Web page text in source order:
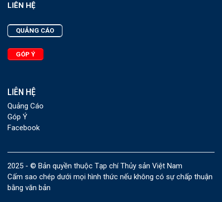
LIÊN HỆ
QUẢNG CÁO
GÓP Ý
LIÊN HỆ
Quảng Cáo
Góp Ý
Facebook
2025 - © Bản quyền thuộc Tạp chí Thủy sản Việt Nam
Cấm sao chép dưới mọi hình thức nếu không có sự chấp thuận
bằng văn bản